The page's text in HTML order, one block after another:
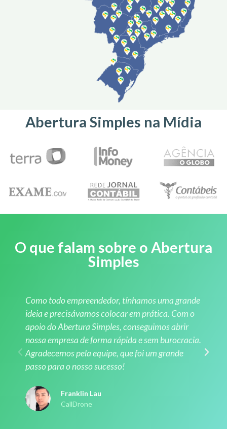
Abertura Simples na Mídia
O que falam sobre o Abertura
Simples
Como todo empreendedor, tínhamos uma grande
ideia e precisávamos colocar em prática. Com o
apoio do Abertura Simples, conseguimos abrir
nossa empresa de forma rápida e sem burocracia.
Agradecemos pela equipe, que foi um grande
passo para o nosso sucesso!
Franklin Lau
CallDrone